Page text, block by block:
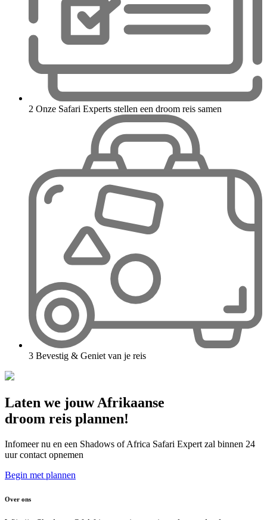
2 Onze Safari Experts stellen een droom reis samen
3 Bevestig & Geniet van je reis
Laten we jouw Afrikaanse
droom reis plannen!
Infomeer nu en een Shadows of Africa Safari Expert zal binnen 24
uur contact opnemen
Begin met plannen
Over ons